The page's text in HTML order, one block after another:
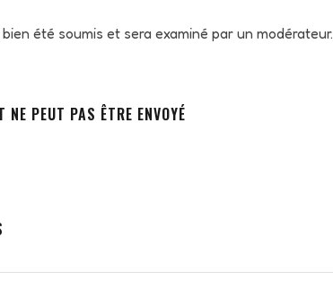
été soumis et sera examiné par un modérateur.
NE PEUT PAS ÊTRE ENVOYÉ